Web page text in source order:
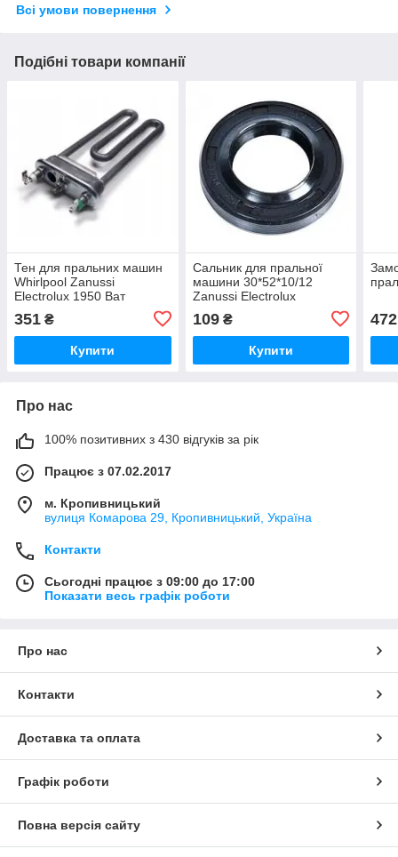
Всі умови повернення
Подібні товари компанії
Тен для пральних машин
Whirlpool Zanussi
Electrolux 1950 Ват
351 ₴
Купити
Сальник для пральної
машини 30*52*10/12
Zanussi Electrolux
109₴
Купити
472
Про нас
100% позитивних з 430 відгуків за рік
Працює з 07.02.2017
м. Кропивницький
вулиця Комарова 29, Кропивницький, Україна
Контакти
Сьогодні працює з 09:00 до 17:00
Показати весь графік роботи
Про нас
Контакти
Доставка та оплата
Графік роботи
Повна версія сайту